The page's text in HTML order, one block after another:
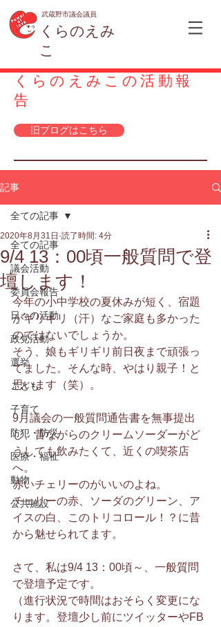
武蔵野市議会議員
くらのえみ
こ
くらのえみこの活動報
告
旧ブログはこちら
記事
全ての記事
議会活動
委員会報告
日々の活動
政党活動
選挙
こども
子育て
防犯・防災
医療・福祉
動物
公共施設
全ての記事
9/4 13：00頃一般質問で登
壇します！
2020年8月31日 読了時間: 4分
今年の小中学校の夏休みが短く、宿題
がギリギリ（汗）なご家庭も多かった
のではないでしょうか。
そう、娘もギリギリ前日夜まで頑張っ
てました。そんな時、やはり親子！と
思います（笑）。
9月議会の一般質問通告書を無事提出
し、昔ながらのクリームソーダーがど
うしても飲みたくて、近くの喫茶店
へ。
赤いチェリーのがいいのよね。
チェリーの赤、ソーダのグリーン、ア
イスの白、このトリコロール！？に昔
から魅せられてます。
さて、私は9/4 13：00頃～、一般質問
で登壇予定です。
（進行状況で時間はおそらく変更にな
ります。登壇少し前にツイッターやFB